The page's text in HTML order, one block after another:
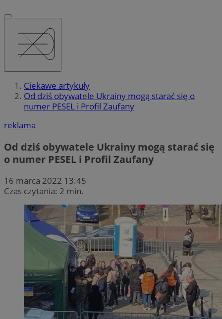
Ciekawe artykuły
Od dziś obywatele Ukrainy mogą starać się o
numer PESEL i Profil Zaufany
reklama
Od dziś obywatele Ukrainy mogą starać się
o numer PESEL i Profil Zaufany
16 marca 2022 13:45
Czas czytania: 2 min.